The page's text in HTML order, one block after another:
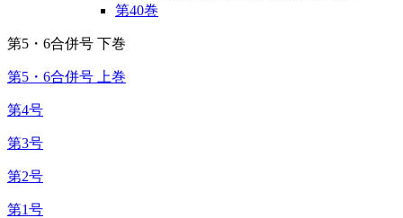
第40巻
第5・6合併号 下巻
第5・6合併号 上巻
第4号
第3号
第2号
第1号